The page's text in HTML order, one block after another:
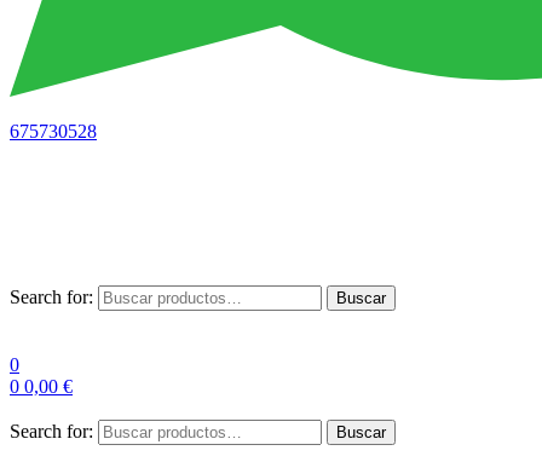
675730528
Search for: Buscar
0
0 0,00 €
Search for: Buscar